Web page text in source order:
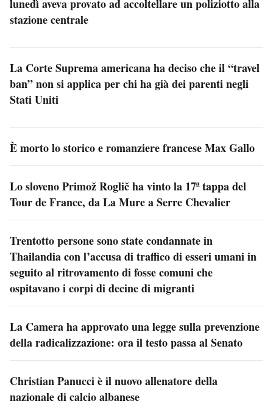
lunedì aveva provato ad accoltellare un poliziotto alla
stazione centrale
La Corte Suprema americana ha deciso che il “travel
ban” non si applica per chi ha già dei parenti negli
Stati Uniti
È morto lo storico e romanziere francese Max Gallo
Lo sloveno Primož Roglič ha vinto la 17ª tappa del
Tour de France, da La Mure a Serre Chevalier
Trentotto persone sono state condannate in
Thailandia con l’accusa di traffico di esseri umani in
seguito al ritrovamento di fosse comuni che
ospitavano i corpi di decine di migranti
La Camera ha approvato una legge sulla prevenzione
della radicalizzazione: ora il testo passa al Senato
Christian Panucci è il nuovo allenatore della
nazionale di calcio albanese